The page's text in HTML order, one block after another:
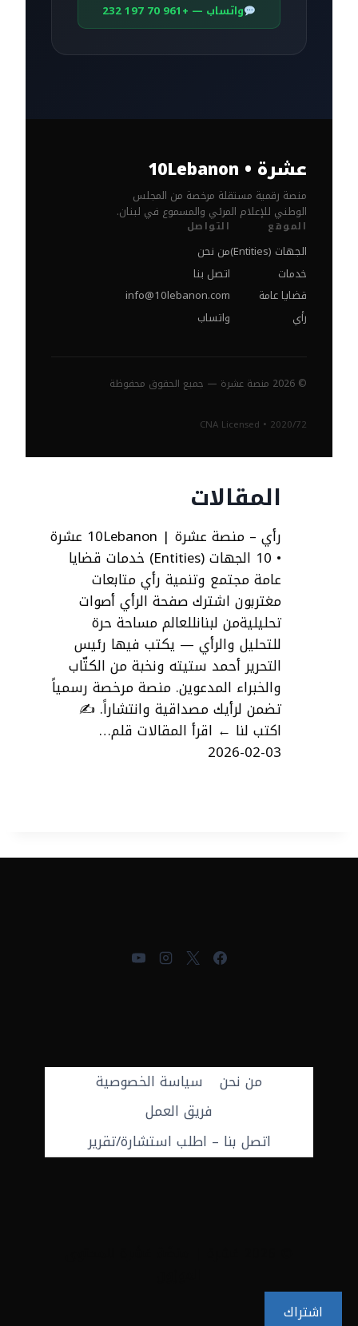
واتساب — +961 70 197 232
عشرة • 10Lebanon
منصة رقمية مستقلة مرخصة من المجلس
الوطني للإعلام المرئي والمسموع في لبنان.
الموقع
الجهات (Entities)
خدمات
قضايا عامة
رأي
التواصل
من نحن
اتصل بنا
info@10lebanon.com
واتساب
© 2026 منصة عشرة — جميع الحقوق محفوظة
CNA Licensed • 2020/72
المقالات
رأي – منصة عشرة | 10Lebanon عشرة
• 10 الجهات (Entities) خدمات قضايا
عامة مجتمع وتنمية رأي متابعات
مغتربون اشترك صفحة الرأي أصوات
تحليليةمن لبنانللعالم مساحة حرة
للتحليل والرأي — يكتب فيها رئيس
التحرير أحمد ستيته ونخبة من الكتّاب
والخبراء المدعوين. منصة مرخصة رسمياً
تضمن لرأيك مصداقية وانتشاراً. ✍
اكتب لنا ← اقرأ المقالات قلم…
2026-02-03
من نحن
سياسة الخصوصية
فريق العمل
اتصل بنا – اطلب استشارة/تقرير
اشتراك